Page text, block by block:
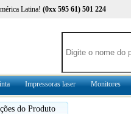
Latina! (0xx 595 61) 501 224
Impressoras laser Monitores
do Produto